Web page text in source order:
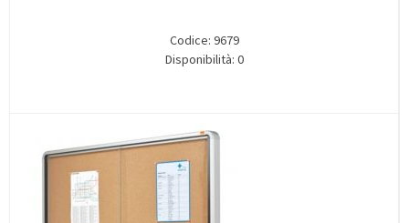
Codice: 9679
Disponibilità: 0